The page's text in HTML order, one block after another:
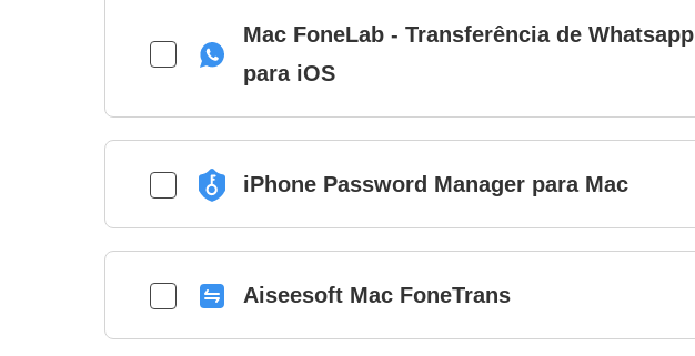
Mac FoneLab - Transferência de Whatsapp
para iOS
iPhone Password Manager para Mac
Aiseesoft Mac FoneTrans